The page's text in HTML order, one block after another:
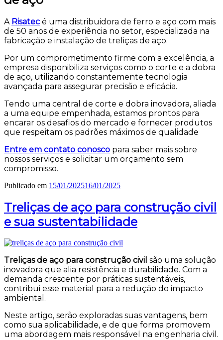
A Risatec é uma distribuidora de ferro e aço com mais
de 50 anos de experiência no setor, especializada na
fabricação e instalação de treliças de aço.
Por um comprometimento firme com a excelência, a
empresa disponibiliza serviços como o corte e a dobra
de aço, utilizando constantemente tecnologia
avançada para assegurar precisão e eficácia.
Tendo uma central de corte e dobra inovadora, aliada
a uma equipe empenhada, estamos prontos para
encarar os desafios do mercado e fornecer produtos
que respeitam os padrões máximos de qualidade
Entre em contato conosco para saber mais sobre
nossos serviços e solicitar um orçamento sem
compromisso.
Publicado em 15/01/202516/01/2025
Treliças de aço para construção civil
e sua sustentabilidade
Treliças de aço para construção civil são uma solução
inovadora que alia resistência e durabilidade. Com a
demanda crescente por práticas sustentáveis,
contribui esse material para a redução do impacto
ambiental.
Neste artigo, serão exploradas suas vantagens, bem
como sua aplicabilidade, e de que forma promovem
uma abordagem mais responsável na engenharia civil.